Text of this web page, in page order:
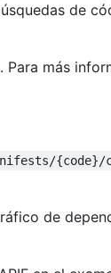
de
más
{code}/
de